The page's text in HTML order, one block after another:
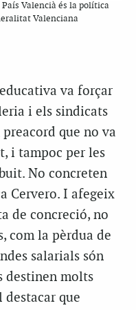
Valencià és la política
Valenciana
va forçar
i els sindicats
que no va
i tampoc per les
No concreten
Cervero. I afegeix
de concreció, no
com la pèrdua de
salarials són
destinen molts
destacar que